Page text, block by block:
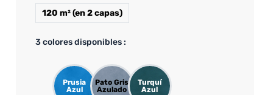
120 m² (en 2 capas)
3colores disponibles :
Prusia
Azul
Pato Gris
Azulado
Turquí
Azul